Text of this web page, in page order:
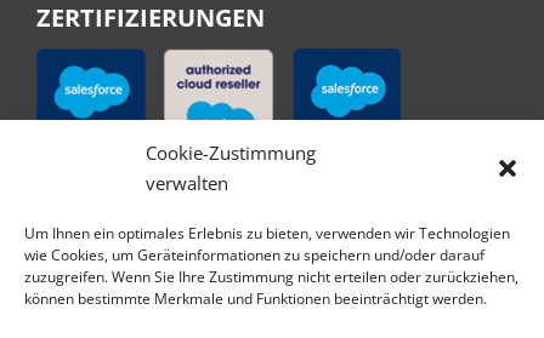
Cookie-Zustimmung
verwalten
Um Ihnen ein optimales Erlebnis zu bieten, verwenden wir Technologien
wie Cookies, um Geräteinformationen zu speichern und/oder darauf
zuzugreifen. Wenn Sie Ihre Zustimmung nicht erteilen oder zurückziehen,
können bestimmte Merkmale und Funktionen beeinträchtigt werden.
ZERTIFIZIERUNGEN